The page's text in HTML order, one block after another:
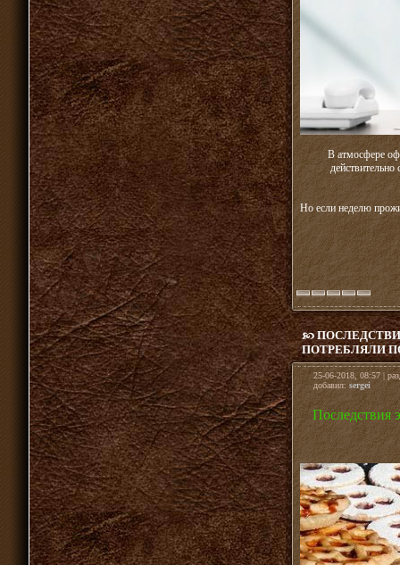
В атмосфере
Но если неделю
ПОТРЕБЛЯЛИ
25-06-2018, 08:57 |
добавил: sergei
Последствия